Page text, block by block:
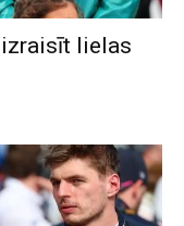
izraisīt lielas